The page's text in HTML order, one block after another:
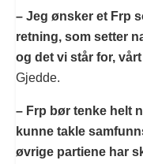
– Jeg ønsker et Frp
retning, som setter
og det vi står for,
Gjedde.
– Frp bør tenke helt
kunne takle
øvrige partiene har